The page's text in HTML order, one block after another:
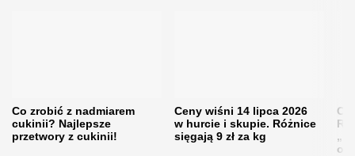
Co zrobić z nadmiarem
cukinii? Najlepsze
przetwory z cukinii!
Ceny wiśni 14 lipca 2026
w hurcie i skupie. Różnice
sięgają 9 zł za kg